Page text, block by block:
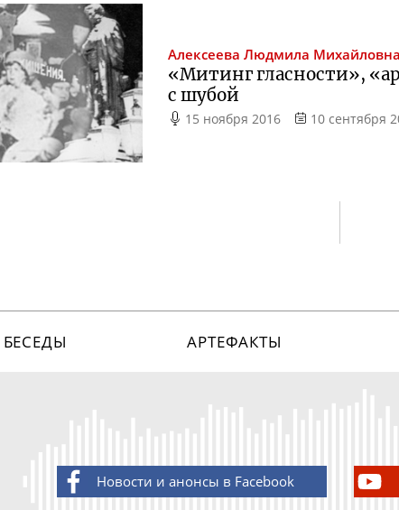
Алексеева Людмила Михайловна
«Митинг гласности»,
с шубой
15 ноября 2016 10 сентября
БЕСЕДЫ АРТЕФАКТЫ
Новости и анонсы в Facebook